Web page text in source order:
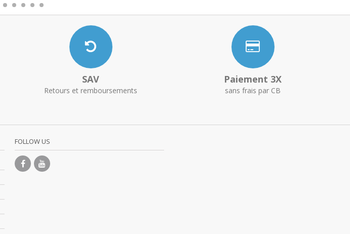
SAV
Retours et remboursements
Paiement 3X
sans frais par CB
FOLLOW US